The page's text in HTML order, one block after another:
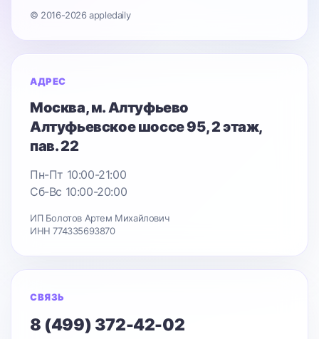
© 2016-2026 appledaily
АДРЕС
Москва, м. Алтуфьево
Алтуфьевское шоссе 95, 2 этаж,
пав. 22
Пн-Пт 10:00-21:00
Сб-Вс 10:00-20:00
ИП Болотов Артем Михайлович
ИНН 774335693870
СВЯЗЬ
8 (499) 372-42-02